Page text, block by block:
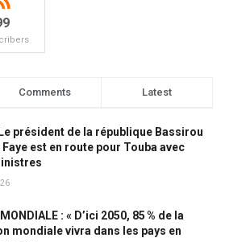
Comments Latest
président de la république Bassirou
Faye est en route pour Touba avec
: « D’ici 2050, 85 % de la
mondiale vivra dans les pays en